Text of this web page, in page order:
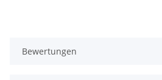
Bewertungen